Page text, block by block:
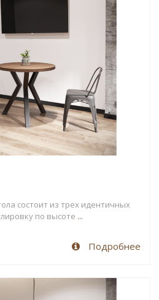
состоит из трех идентичных
по высоте ...
Подробнее